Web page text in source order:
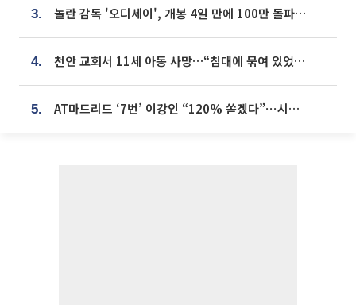
3. 놀란 감독 '오디세이', 개봉 4일 만에 100만 돌파⋯'왕사남' 보다 빠르다
4. 천안 교회서 11세 아동 사망…“침대에 묶여 있었다” 진술 확보
5. AT마드리드 ‘7번’ 이강인 “120% 쏟겠다”⋯시메오네 감독 “필요한 선수”